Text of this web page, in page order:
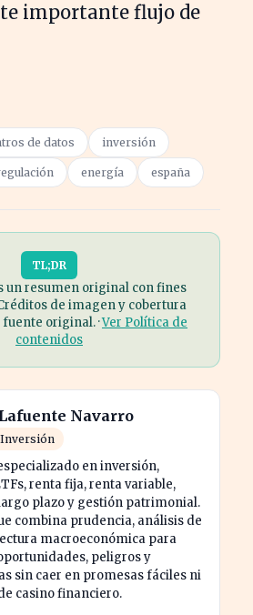
importante flujo de
de datos inversión
energía españa
TL;DR
un resumen original con fines
de imagen y cobertura
original. ·Ver Política de
contenidos
Navarro
en inversión,
renta fija, renta variable,
plazo y gestión patrimonial.
combina prudencia, análisis de
macroeconómica para
peligros y
sin caer en promesas fáciles ni
casino financiero.